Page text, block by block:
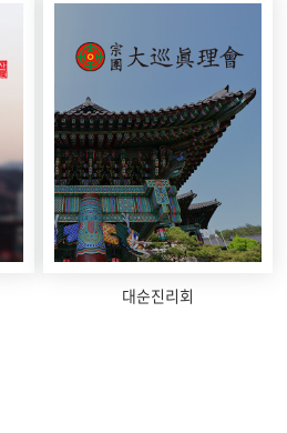
대순진리회